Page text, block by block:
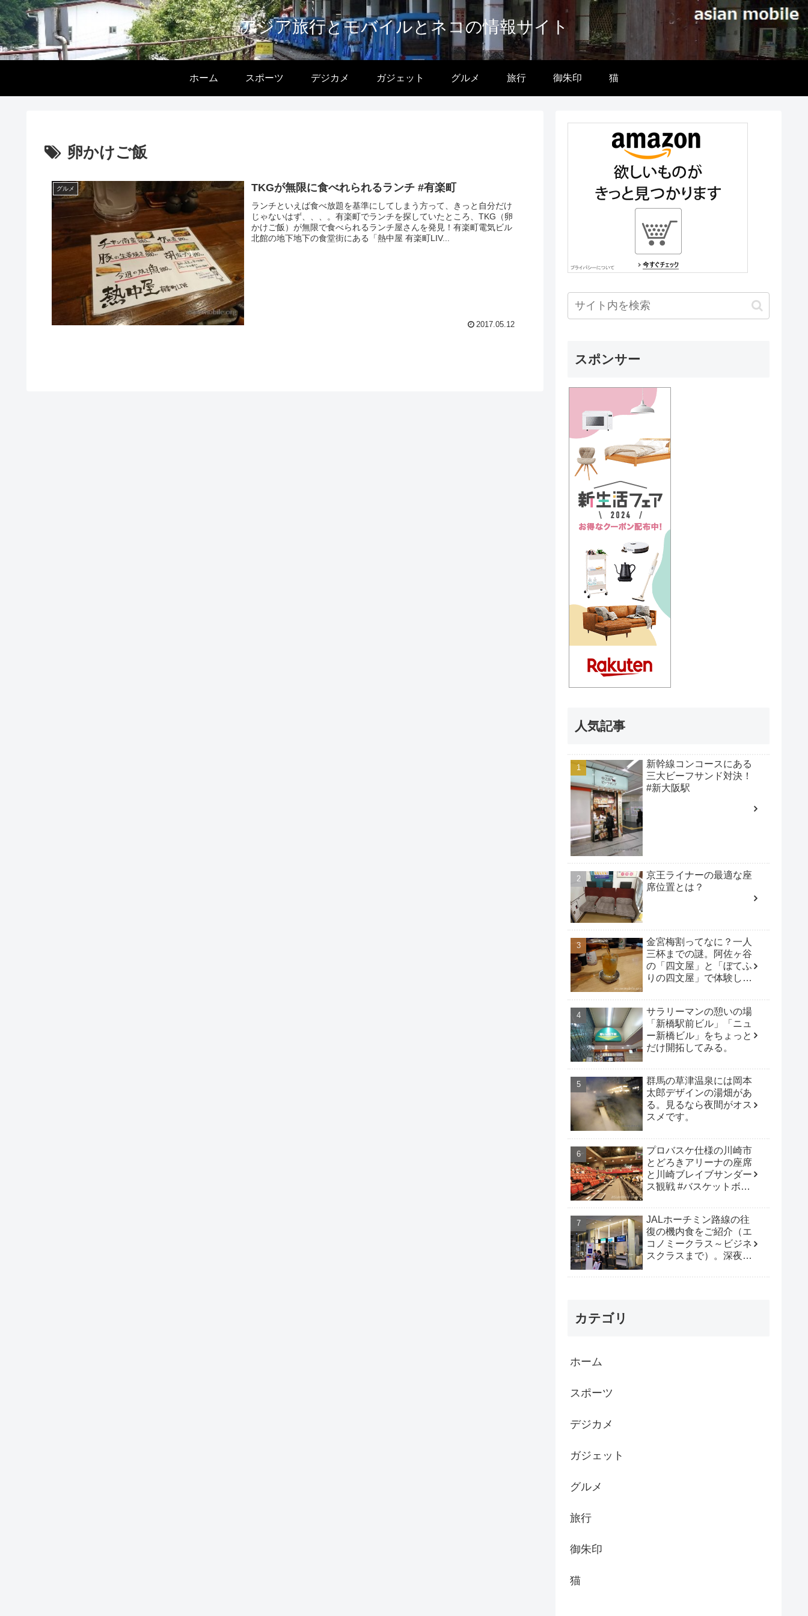
アジア旅行とモバイルとネコの情報サイト
ホーム スポーツ デジカメ ガジェット グルメ 旅行 御朱印 猫
卵かけご飯
グルメ TKGが無限に食べれられるランチ #有楽町
ランチといえば食べ放題を基準にしてしまう方って、きっと自分だけ
じゃないはず、、、。有楽町でランチを探していたところ、TKG（卵
かけご飯）が無限で食べられるランチ屋さんを発見！有楽町電気ビル
北館の地下地下の食堂街にある「熱中屋 有楽町LIV...
2017.05.12
スポンサー
人気記事
新幹線コンコースにある
三大ビーフサンド対決！
#新大阪駅
京王ライナーの最適な座
席位置とは？
金宮梅割ってなに？一人
三杯までの謎。阿佐ヶ谷
の「四文屋」と「ぼてふ
りの四文屋」で体験して
サラリーマンの憩いの場
「新橋駅前ビル」「ニュ
ー新橋ビル」をちょっと
だけ開拓してみる。
群馬の草津温泉には岡本
太郎デザインの湯畑があ
る。見るなら夜間がオス
スメです。
プロバスケ仕様の川崎市
とどろきアリーナの座席
と川崎ブレイブサンダー
ス観戦 #バスケットボー
JALホーチミン路線の往
復の機内食をご紹介（エ
コノミークラス～ビジネ
スクラスまで）。深夜便
カテゴリ
ホーム
スポーツ
デジカメ
ガジェット
グルメ
旅行
御朱印
猫